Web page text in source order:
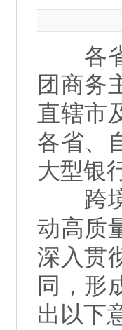
各省
团商务
直辖市
各省、
大型银
跨境
动高质
深入贯
同，形
出以下